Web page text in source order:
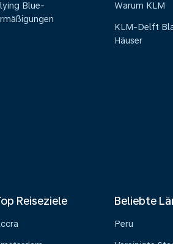
Blue-
Warum KLM
KLM-Delft
Häuser
Reiseziele Beliebte
Peru